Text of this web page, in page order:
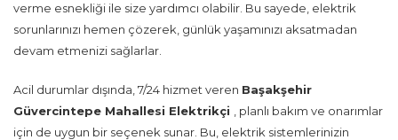
verme esnekliği ile size yardımcı olabilir. Bu sayede, elektrik
sorunlarınızı hemen çözerek, günlük yaşamınızı aksatmadan
devam etmenizi sağlarlar.
Acil durumlar dışında, 7/24 hizmet veren Başakşehir
Güvercintepe Mahallesi Elektrikçi
, planlı bakım ve onarımlar
için de uygun bir seçenek sunar. Bu, elektrik sistemlerinizin